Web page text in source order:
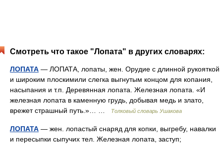
Смотреть что такое "Лопата" в других словарях:
ЛОПАТА — ЛОПАТА, лопаты, жен. Орудие с длинной рукояткой
и широким плоскимили слегка выгнутым концом для копания,
насыпания и т.п. Деревянная лопата. Железная лопата. «И
железная лопата в каменную грудь, добывая медь и злато,
врежет страшный путь.»… …
Толковый словарь Ушакова
ЛОПАТА — жен. лопастый снаряд для копки, выгребу, навалки
и пересыпки сыпучих тел. Железная лопата, заступ;